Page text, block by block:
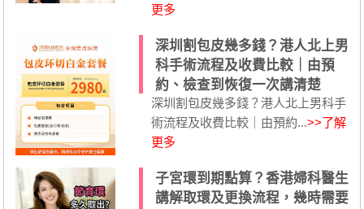
更多
深圳割包皮幾多錢？港人北上男
科手術流程及收費比較｜由預
約、檢查到恢復一次講清楚
深圳割包皮幾多錢？港人北上男科手
術流程及收費比較｜由預約...>>了解
更多
子宮環到期點算？香港婦科醫生
講解取環及更換流程，幾時需要